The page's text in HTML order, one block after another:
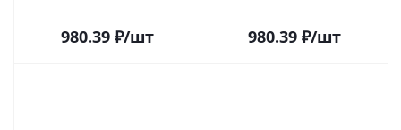
980.39 ₽/шт 980.39 ₽/шт